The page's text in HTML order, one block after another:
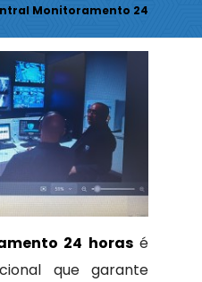
Monitoramento 24
24 horasé
que garante